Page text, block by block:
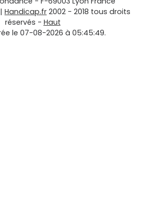
| Handicap.fr 2002 - 2018 tous droits
réservés - Haut
le 07-08-2026 à 05:45:49.